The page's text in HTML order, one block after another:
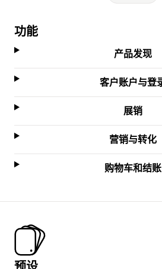
功能
产品发现
客户账户与登
展销
营销与转化
购物车和结账